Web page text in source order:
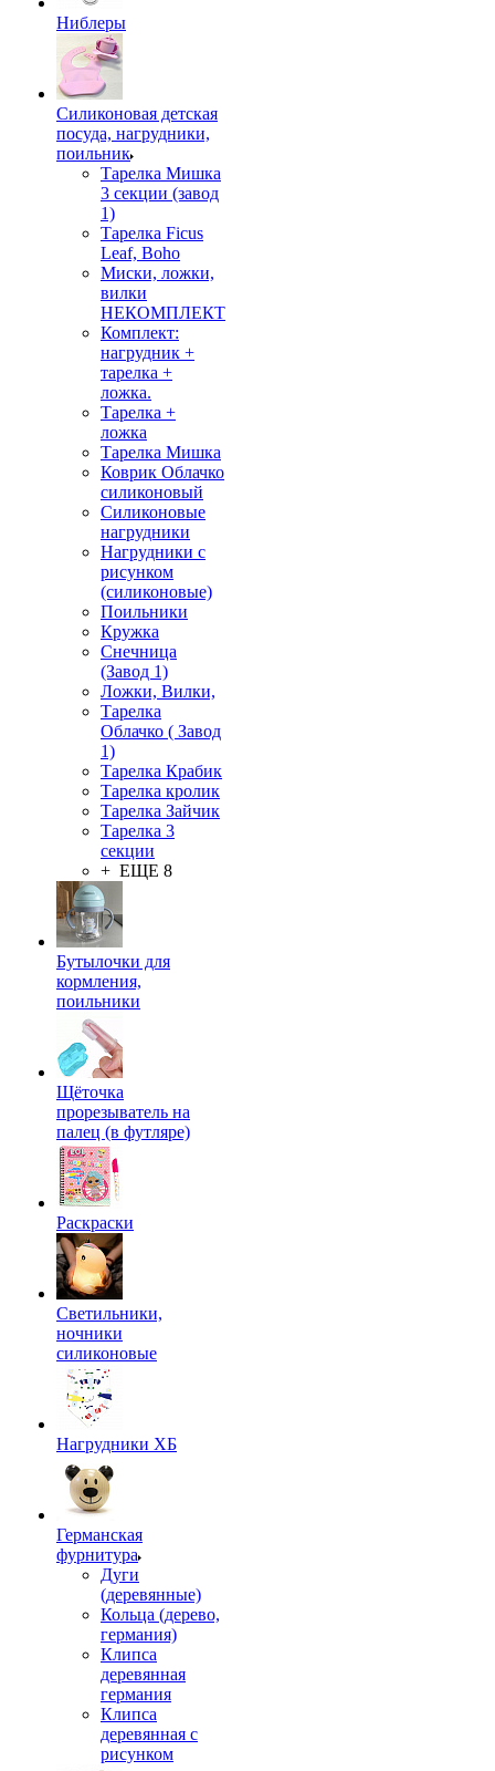
Ниблеры
Силиконовая детская
посуда, нагрудники,
поильник
Тарелка Мишка
3 секции (завод
1)
Тарелка Ficus
Leaf, Boho
Миски, ложки,
вилки
НЕКОМПЛЕКТ
Комплект:
нагрудник +
тарелка +
ложка.
Тарелка +
ложка
Тарелка Мишка
Коврик Облачко
силиконовый
Силиконовые
нагрудники
Нагрудники с
рисунком
(силиконовые)
Поильники
Кружка
Снечница
(Завод 1)
Ложки, Вилки,
Тарелка
Облачко ( Завод
1)
Тарелка Крабик
Тарелка кролик
Тарелка Зайчик
Тарелка 3
секции
+ ЕЩЕ 8
Бутылочки для
кормления,
поильники
Щёточка
прорезыватель на
палец (в футляре)
Раскраски
Светильники,
ночники
силиконовые
Нагрудники ХБ
Германская
фурнитура
Дуги
(деревянные)
Кольца (дерево,
германия)
Клипса
деревянная
германия
Клипса
деревянная с
рисунком